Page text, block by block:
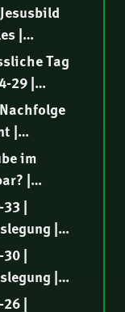
|
|
|
Tag
29 |
|
|
|
|
im
|
|
|
|
|
|
|
|